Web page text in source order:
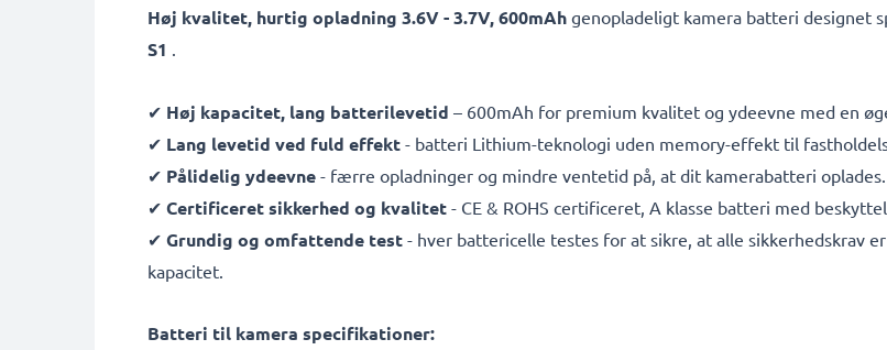
Høj kvalitet, hurtig opladning 3.6V - 3.7V, 600mAh genopladeligt kamera batteri designet
S1 .
✔ Høj kapacitet, lang batterilevetid – 600mAh for premium kvalitet og ydeevne med en
✔ Lang levetid ved fuld effekt - batteri Lithium-teknologi uden memory-effekt til
✔ Pålidelig ydeevne - færre opladninger og mindre ventetid på, at dit kamerabatteri oplades.
✔ Certificeret sikkerhed og kvalitet - CE & ROHS certificeret, A klasse batteri med
✔ Grundig og omfattende test - hver battericelle testes for at sikre, at alle sikkerhedskrav
kapacitet.
Batteri til kamera specifikationer: